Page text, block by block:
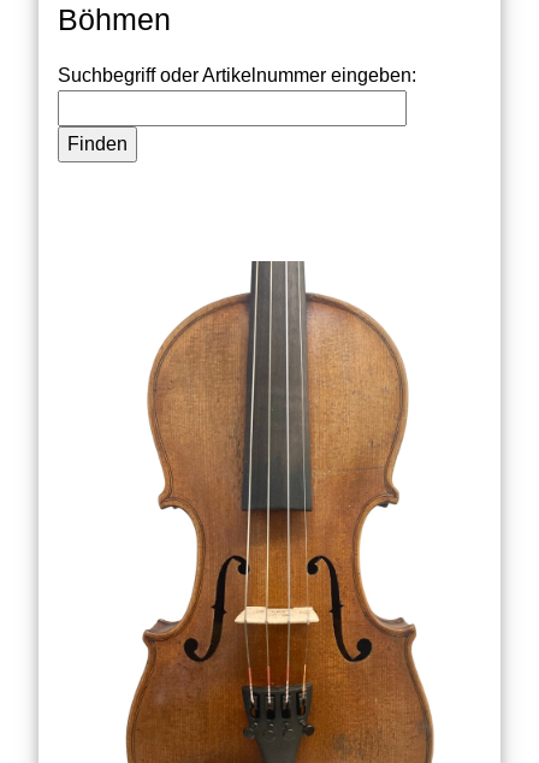
Böhmen
Suchbegriff oder Artikelnummer eingeben: